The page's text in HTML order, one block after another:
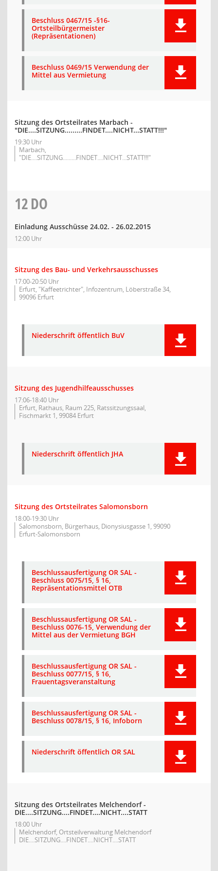
Beschluss 0467/15 -§16-
Ortsteilbürgermeister
(Repräsentationen)
Beschluss 0469/15 Verwendung der
Mittel aus Vermietung
Sitzung des Ortsteilrates Marbach -
"DIE....SITZUNG.........FINDET....NICHT...STATT!!!"
19:30 Uhr
Marbach,
"DIE....SITZUNG.........FINDET....NICHT...STATT!!!"
12DO
Einladung Ausschüsse 24.02. - 26.02.2015
12:00 Uhr
Sitzung des Bau- und Verkehrsausschusses
17:00-20:50 Uhr
Erfurt, "Kaffeetrichter", Infozentrum, Löberstraße 34,
99096 Erfurt
Niederschrift öffentlich BuV
Sitzung des Jugendhilfeausschusses
17:06-18:40 Uhr
Erfurt, Rathaus, Raum 225, Ratssitzungssaal,
Fischmarkt 1, 99084 Erfurt
Niederschrift öffentlich JHA
Sitzung des Ortsteilrates Salomonsborn
18:00-19:30 Uhr
Salomonsborn, Bürgerhaus, Dionysiusgasse 1, 99090
Erfurt-Salomonsborn
Beschlussausfertigung OR SAL -
Beschluss 0075/15, § 16,
Repräsentationsmittel OTB
Beschlussausfertigung OR SAL -
Beschluss 0076-15, Verwendung der
Mittel aus der Vermietung BGH
Beschlussausfertigung OR SAL -
Beschluss 0077/15, § 16,
Frauentagsveranstaltung
Beschlussausfertigung OR SAL -
Beschluss 0078/15, § 16, Infoborn
Niederschrift öffentlich OR SAL
Sitzung des Ortsteilrates Melchendorf -
DIE....SITZUNG....FINDET....NICHT....STATT
18:00 Uhr
Melchendorf, Ortsteilverwaltung Melchendorf
DIE....SITZUNG....FINDET....NICHT....STATT